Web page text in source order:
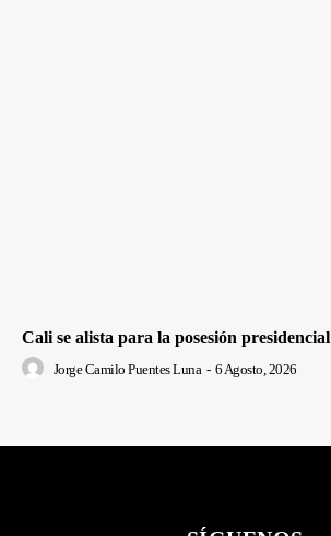
Cali se alista para la posesión presidencial
Jorge Camilo Puentes Luna - 6 Agosto, 2026